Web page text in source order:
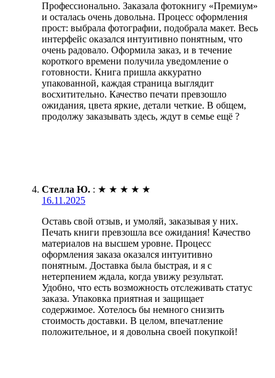
Профессионально. Заказала фотокнигу «Премиум»
и осталась очень довольна. Процесс оформления
прост: выбрала фотографии, подобрала макет. Весь
интерфейс оказался интуитивно понятным, что
очень радовало. Оформила заказ, и в течение
короткого времени получила уведомление о
готовности. Книга пришла аккуратно
упакованной, каждая страница выглядит
восхитительно. Качество печати превзошло
ожидания, цвета яркие, детали четкие. В общем,
продолжу заказывать здесь, ждут в семье ещё ?
Стелла Ю. : ★ ★ ★ ★ ★
16.11.2025
Оставь свой отзыв, и умоляй, заказывая у них.
Печать книги превзошла все ожидания! Качество
материалов на высшем уровне. Процесс
оформления заказа оказался интуитивно
понятным. Доставка была быстрая, и я с
нетерпением ждала, когда увижу результат.
Удобно, что есть возможность отслеживать статус
заказа. Упаковка приятная и защищает
содержимое. Хотелось бы немного снизить
стоимость доставки. В целом, впечатление
положительное, и я довольна своей покупкой!